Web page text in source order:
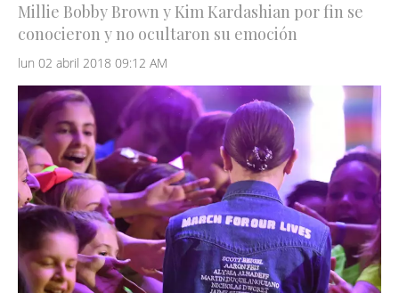
Millie Bobby Brown y Kim Kardashian por fin se
conocieron y no ocultaron su emoción
lun 02 abril 2018 09:12 AM